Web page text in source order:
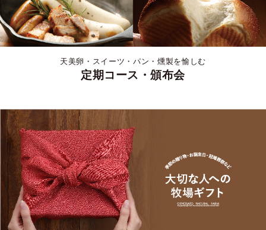
天美卵・スイーツ・パン・燻製を愉しむ
定期コース・頒布会